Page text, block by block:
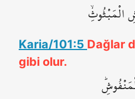
الْمَبْثُوثِۙ
Karia/101:5 Dağlar
gibi olur.